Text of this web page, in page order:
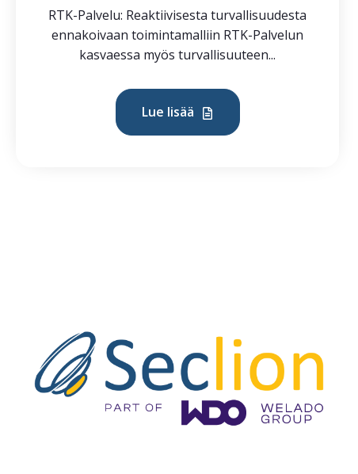
RTK-Palvelu: Reaktiivisesta turvallisuudesta
ennakoivaan toimintamalliin RTK-Palvelun
kasvaessa myös turvallisuuteen...
Lue lisää